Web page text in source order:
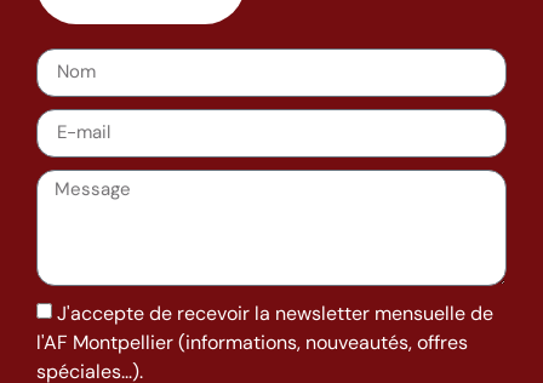
J'accepte de recevoir la newsletter mensuelle de
l'AF Montpellier (informations, nouveautés, offres
spéciales...).